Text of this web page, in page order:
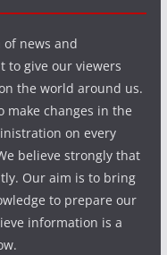
news and
to give our viewers
the world around us.
changes in the
on every
believe strongly that
Our aim is to bring
to prepare our
information is a